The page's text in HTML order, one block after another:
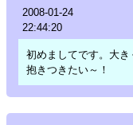
2008-01-24
22:44:20
初めましてです。大き
抱きつきたい～！